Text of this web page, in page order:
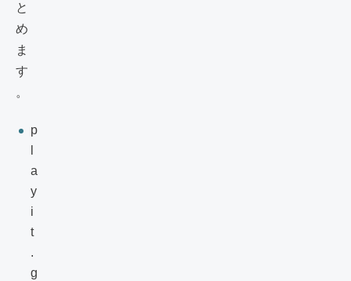
と
め
ま
す
。
p
a
y
i
t
.
g